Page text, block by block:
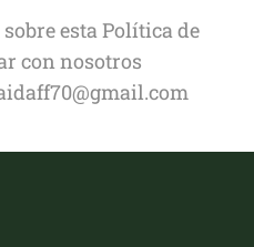
esta Política de
con nosotros